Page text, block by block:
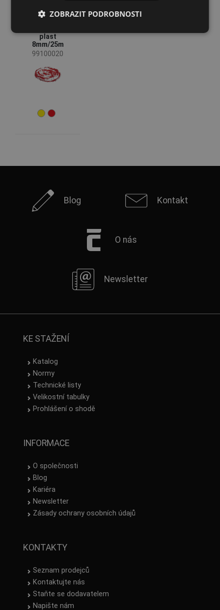
plast
8mm/25m
99100020
Blog Kontakt
O nás
Newsletter
KE STAŽENÍ
Katalog
Normy
Technické listy
Velikostní tabulky
Prohlášení o shodě
INFORMACE
O společnosti
Blog
Kariéra
Newsletter
Zásady ochrany osobních údajů
KONTAKTY
Seznam prodejců
Kontaktujte nás
Staňte se dodavatelem
Napište nám
ZOBRAZIT PODROBNOSTI